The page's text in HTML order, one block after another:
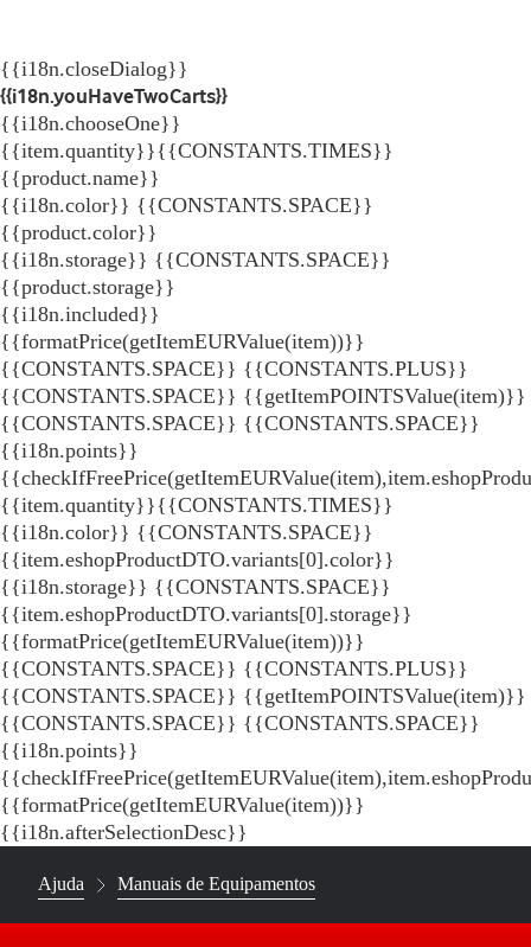
{{i18n.closeDialog}}
{{i18n.youHaveTwoCarts}}
{{i18n.chooseOne}}
{{item.quantity}}{{CONSTANTS.TIMES}}
{{product.name}}
{{i18n.color}} {{CONSTANTS.SPACE}}
{{product.color}}
{{i18n.storage}} {{CONSTANTS.SPACE}}
{{product.storage}}
{{i18n.included}}
{{formatPrice(getItemEURValue(item))}}
{{CONSTANTS.SPACE}} {{CONSTANTS.PLUS}}
{{CONSTANTS.SPACE}} {{getItemPOINTSValue(item)}}
{{CONSTANTS.SPACE}} {{CONSTANTS.SPACE}}
{{i18n.points}}
{{item.quantity}}{{CONSTANTS.TIMES}}
{{i18n.color}} {{CONSTANTS.SPACE}}
{{item.eshopProductDTO.variants[0].color}}
{{i18n.storage}} {{CONSTANTS.SPACE}}
{{item.eshopProductDTO.variants[0].storage}}
{{formatPrice(getItemEURValue(item))}}
{{CONSTANTS.SPACE}} {{CONSTANTS.PLUS}}
{{CONSTANTS.SPACE}} {{getItemPOINTSValue(item)}}
{{CONSTANTS.SPACE}} {{CONSTANTS.SPACE}}
{{i18n.points}}
{{formatPrice(getItemEURValue(item))}}
{{i18n.afterSelectionDesc}}
Ajuda Manuais de Equipamentos